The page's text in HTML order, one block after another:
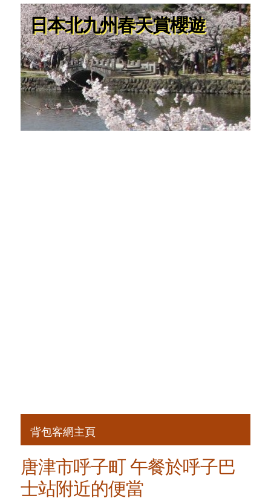
日本北九州春天賞櫻遊
背包客網主頁
唐津市呼子町 午餐於呼子巴
士站附近的便當